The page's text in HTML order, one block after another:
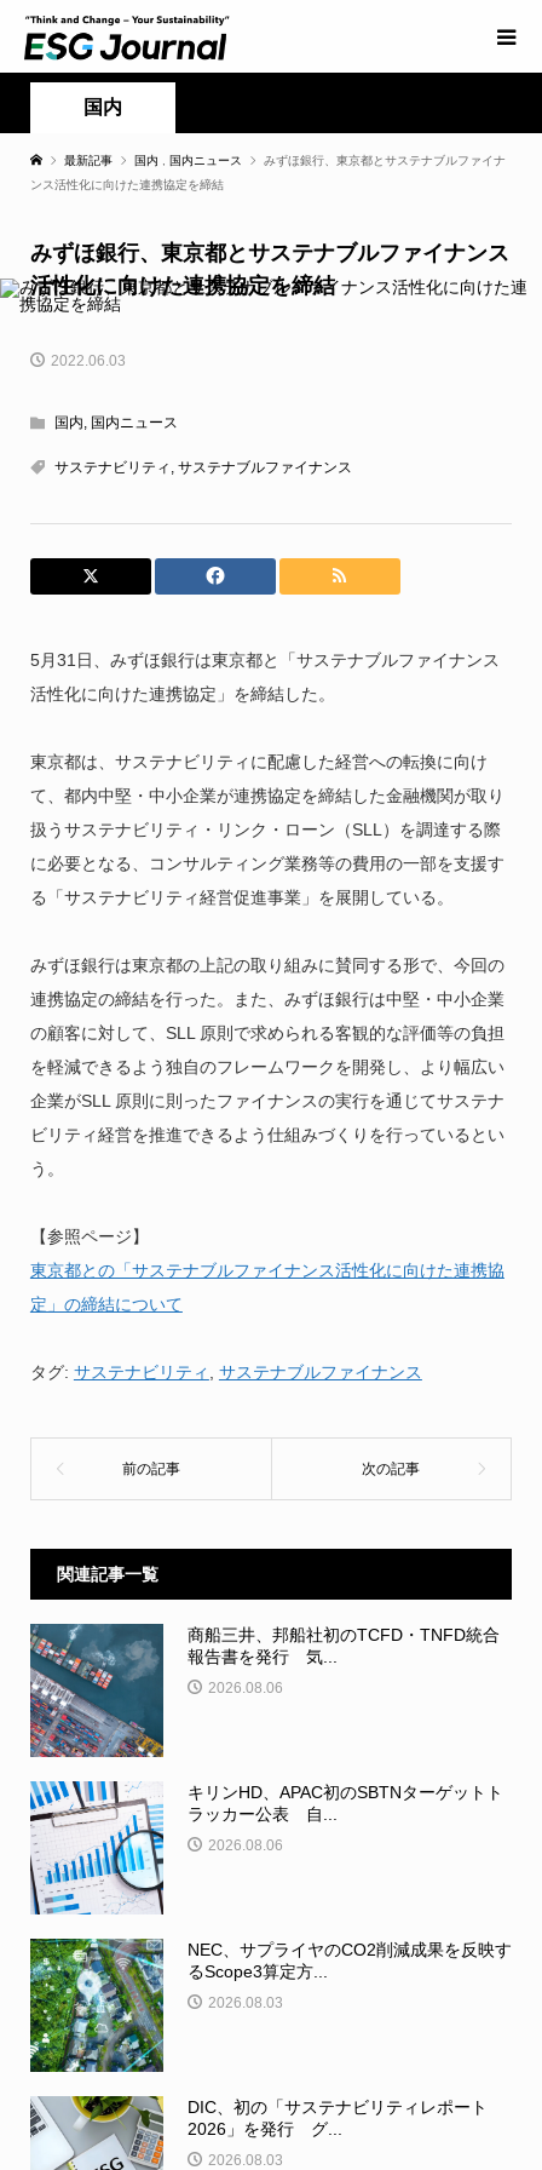
国内
最新記事 国内 国内ニュース
みずほ銀行、東京都とサステナブルファイナ
ンス活性化に向けた連携協定を締結
みずほ銀行、東京都とサステナブルファイナンス
活性化に向けた連携協定を締結
2022.06.03
国内, 国内ニュース
サステナビリティ , サステナブルファイナンス
5月31日、みずほ銀行は東京都と「サステナブルファイナンス
活性化に向けた連携協定」を締結した。
東京都は、サステナビリティに配慮した経営への転換に向け
て、都内中堅・中小企業が連携協定を締結した金融機関が取り
扱うサステナビリティ・リンク・ローン（SLL）を調達する際
に必要となる、コンサルティング業務等の費用の一部を支援す
る「サステナビリティ経営促進事業」を展開している。
みずほ銀行は東京都の上記の取り組みに賛同する形で、今回の
連携協定の締結を行った。また、みずほ銀行は中堅・中小企業
の顧客に対して、SLL 原則で求められる客観的な評価等の負担
を軽減できるよう独自のフレームワークを開発し、より幅広い
企業がSLL 原則に則ったファイナンスの実行を通じてサステナ
ビリティ経営を推進できるよう仕組みづくりを行っているとい
う。
【参照ページ】
東京都との「サステナブルファイナンス活性化に向けた連携協
定」の締結について
タグ: サステナビリティ サステナブルファイナンス
関連記事一覧
商船三井、邦船社初のTCFD・TNFD統合
報告書を発行 気...
2026.08.06
キリンHD、APAC初のSBTNターゲットト
ラッカー公表 自...
2026.08.06
NEC、サプライヤのCO2削減成果を反映す
るScope3算定方...
2026.08.03
DIC、初の「サステナビリティレポート
2026」を発行 グ...
2026.08.03